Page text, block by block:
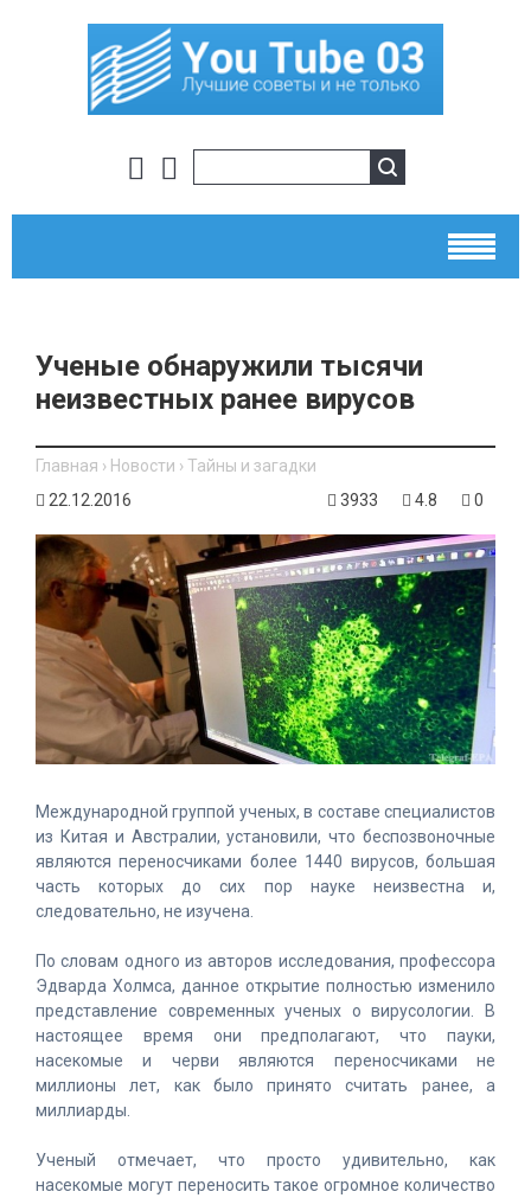
Ученые обнаружили тысячи
неизвестных ранее вирусов
Главная › Новости › Тайны и загадки
22.12.2016
3933 4.8 0
Международной группой ученых, в составе специалистов
из Китая и Австралии, установили, что беспозвоночные
являются переносчиками более 1440 вирусов, большая
часть которых до сих пор науке неизвестна и,
следовательно, не изучена.
По словам одного из авторов исследования, профессора
Эдварда Холмса, данное открытие полностью изменило
представление современных ученых о вирусологии. В
настоящее время они предполагают, что пауки,
насекомые и черви являются переносчиками не
миллионы лет, как было принято считать ранее, а
миллиарды.
Ученый отмечает, что просто удивительно, как
насекомые могут переносить такое огромное количество